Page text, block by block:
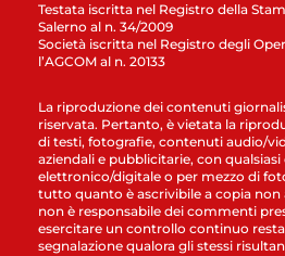
Testata iscritta nel Registro della
Salerno al n. 34/2009
Società iscritta nel Registro degli
l’AGCOM al n. 20133
La riproduzione dei contenuti
riservata. Pertanto, è vietata la
di testi, fotografie, contenuti audio/
aziendali e pubblicitarie, con
elettronico/digitale o per mezzo di
tutto quanto è ascrivibile a copia non
non è responsabile dei commenti
esercitare un controllo continuo
segnalazione qualora gli stessi